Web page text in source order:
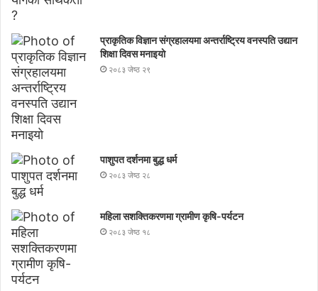
प्राकृतिक विज्ञान संग्रहालयमा अन्तर्राष्ट्रिय वनस्पति उद्यान
शिक्षा दिवस मनाइयाे
२०८३ जेष्ठ २९
पाशुपत दर्शनमा बुद्ध धर्म​
२०८३ जेष्ठ २८
महिला सशक्तिकरणमा ग्रामीण कृषि-पर्यटन
२०८३ जेष्ठ १८